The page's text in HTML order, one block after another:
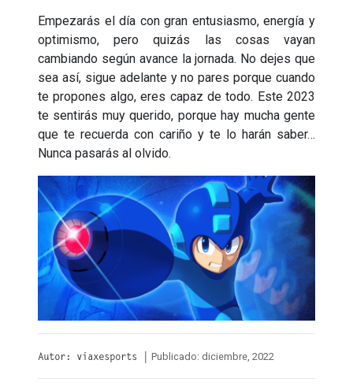
Empezarás el día con gran entusiasmo, energía y
optimismo, pero quizás las cosas vayan
cambiando según avance la jornada. No dejes que
sea así, sigue adelante y no pares porque cuando
te propones algo, eres capaz de todo. Este 2023
te sentirás muy querido, porque hay mucha gente
que te recuerda con cariño y te lo harán saber…
Nunca pasarás al olvido.
Autor: viaxesports | Publicado: diciembre, 2022